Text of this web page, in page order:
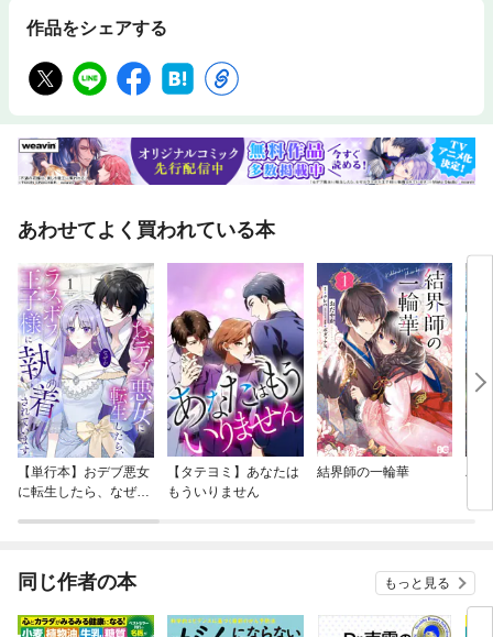
作品をシェアする
あわせてよく買われている本
【単行本】おデブ悪女
に転生したら、なぜか
【タテヨミ】あなたは
もういりません
結界師の一輪華
バ
今
同じ作者の本 もっと見る